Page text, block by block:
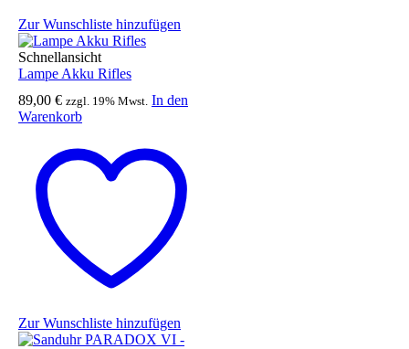
Zur Wunschliste hinzufügen
Schnellansicht
Lampe Akku Rifles
89,00 € zzgl. 19% Mwst. In den
Warenkorb
Zur Wunschliste hinzufügen